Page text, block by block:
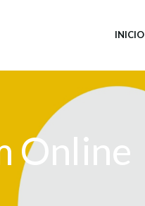
INICIO
Online